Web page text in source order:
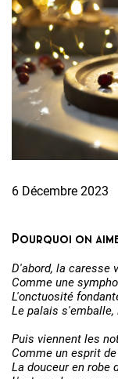
6 Décembre 2023
Pourquoi on
D'abord, la caresse
Comme une
L'onctuosité
Le palais
Puis viennent les
Comme un esprit
La douceur en robe